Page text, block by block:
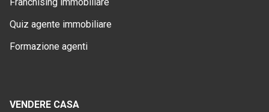
Franchising immobiliare
Quiz agente immobiliare
Formazione agenti
VENDERE CASA